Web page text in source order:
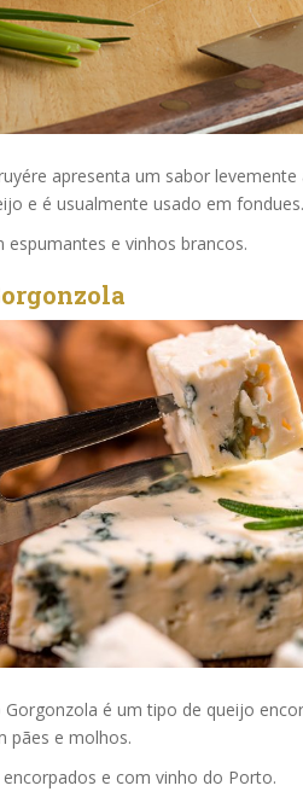
apresenta um sabor
e é usualmente usado em fondues.
e vinhos brancos.
é um tipo de queijo
pães e molhos.
e com vinho do Porto.